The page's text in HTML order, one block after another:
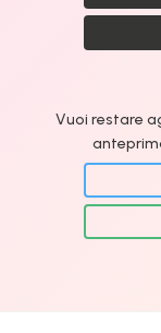
Vuoi restare